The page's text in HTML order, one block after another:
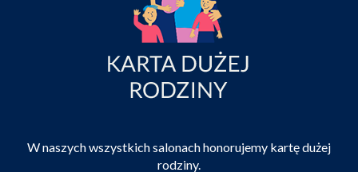
W naszych wszystkich salonach honorujemy kartę dużej
rodziny.